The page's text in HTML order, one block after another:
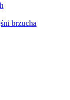
brzucha